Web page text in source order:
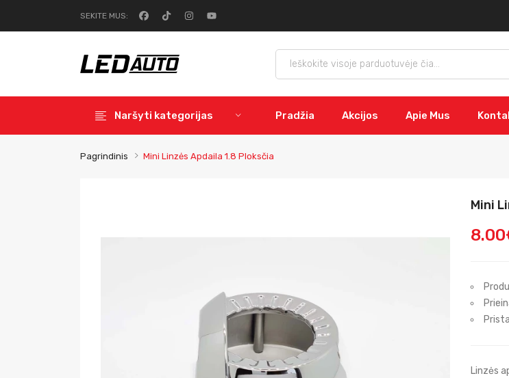
SEKITE MUS:
Naršyti kategorijas Pradžia Akcijos Apie Mus
Pagrindinis Mini Linzės Apdaila 1.8 Ploksčia
Mini
Linzės